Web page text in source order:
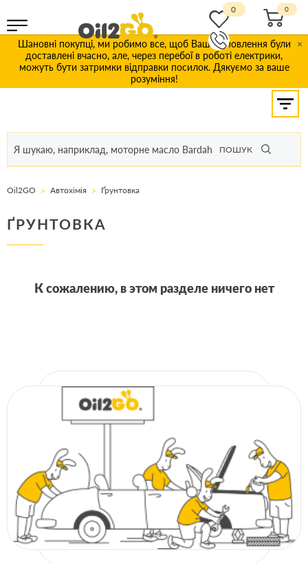
Шановні покупці, ми робимо все, щоб Ваші замовлення були
доставлені вчасно, але, через перебої в роботі електрики,
можуть бути затримки відправки посилок. Дякуємо за ваше
розуміння!
×
ПОШУК
0
Oil2GO Автохімія Ґрунтовка
ҐРУНТОВКА
К сожалению, в этом разделе ничего нет